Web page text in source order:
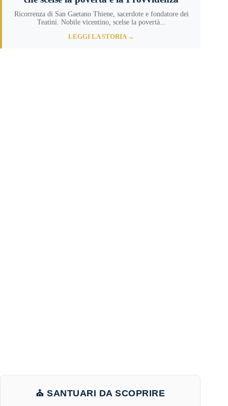
Ricorrenza di San Gaetano Thiene, sacerdote e fondatore dei
Teatini. Nobile vicentino, scelse la povertà...
LEGGI LA STORIA →
⛪ SANTUARI DA SCOPRIRE